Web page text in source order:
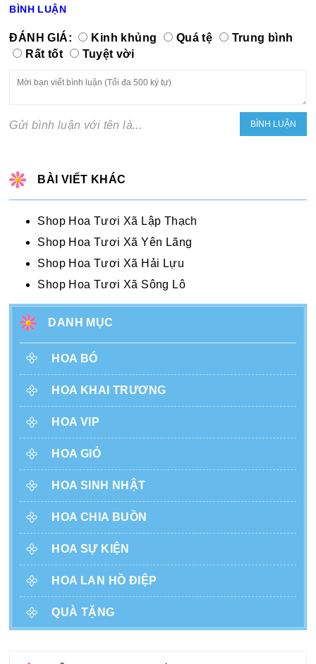
BÌNH LUẬN
ĐÁNH GIÁ: Kinh khủng Quá tệ
Trung bình
Rất tốt
Tuyệt vời
Gửi bình luận với tên là...
BÀI VIẾT KHÁC
Shop Hoa Tươi Xã Lập Thạch
Shop Hoa Tươi Xã Yên Lãng
Shop Hoa Tươi Xã Hải Lựu
Shop Hoa Tươi Xã Sông Lô
DANH MỤC
HOA BÓ
HOA KHAI TRƯƠNG
HOA VIP
HOA GIỎ
HOA SINH NHẬT
HOA CHIA BUỒN
HOA SỰ KIỆN
HOA LAN HỒ ĐIỆP
QUÀ TẶNG